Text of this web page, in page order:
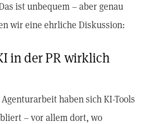
ist unbequem – aber genau
wir eine ehrliche Diskussion:
in der PR wirklich
haben sich KI-Tools
– vor allem dort, wo